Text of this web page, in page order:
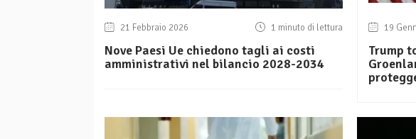
21 Febbraio 2026 1 minuto di lettura
Nove Paesi Ue chiedono tagli ai costi
amministrativi nel bilancio 2028-2034
19
Trump